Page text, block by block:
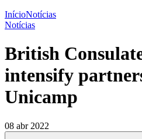
InícioNotícias
Notícias
British
intensify
Unicamp
08 abr 2022